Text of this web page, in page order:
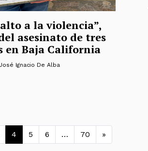
a la violencia”,
asesinato de tres
en Baja California
José Ignacio De Alba
de entradas
4 5 6 … 70 »